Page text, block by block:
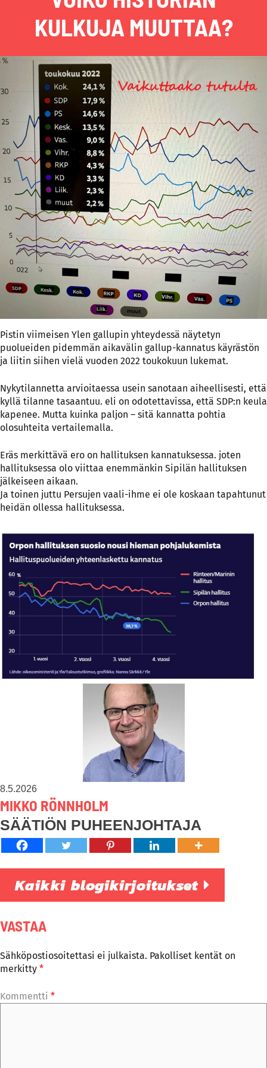
KULKUJA MUUTTAA?
Pistin viimeisen Ylen gallupin yhteydessä näytetyn
puolueiden pidemmän aikavälin gallup-kannatus käyrästön
ja liitin siihen vielä vuoden 2022 toukokuun lukemat.
Nykytilannetta arvioitaessa usein sanotaan aiheellisesti, että
kyllä tilanne tasaantuu. eli on odotettavissa, että SDP:n keula
kapenee. Mutta kuinka paljon – sitä kannatta pohtia
olosuhteita vertailemalla.
Eräs merkittävä ero on hallituksen kannatuksessa. joten
hallituksessa olo viittaa enemmänkin Sipilän hallituksen
jälkeiseen aikaan.
Ja toinen juttu Persujen vaali-ihme ei ole koskaan tapahtunut
heidän ollessa hallituksessa.
8.5.2026
MIKKO RÖNNHOLM
SÄÄTIÖN PUHEENJOHTAJA
Kaikki blogikirjoitukset
VASTAA
Sähköpostiosoitettasi ei julkaista. Pakolliset kentät on
merkitty *
Kommentti *